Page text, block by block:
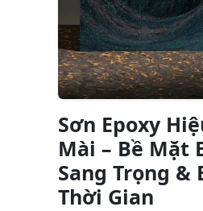
Sơn Epoxy
Mài – Bề Mặt
Sang Trọng &
Thời Gian